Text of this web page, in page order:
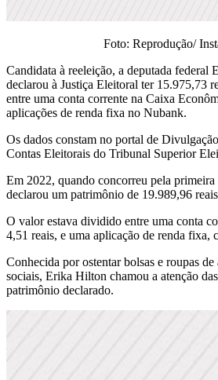
Foto: Reprodução/
Candidata à reeleição, a deputada
declarou à Justiça Eleitoral ter 15.975,73
entre uma conta corrente na Caixa
aplicações de renda fixa no Nubank.
Os dados constam no portal de
Contas Eleitorais do Tribunal Superior
Em 2022, quando concorreu pela primeira
declarou um patrimônio de 19.989,96
O valor estava dividido entre uma conta
4,51 reais, e uma aplicação de renda fixa,
Conhecida por ostentar bolsas e roupas
sociais, Erika Hilton chamou a atenção
patrimônio declarado.